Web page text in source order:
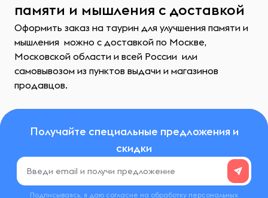
памяти и мышления с доставкой
Оформить заказ на таурин для улучшения памяти и
мышления можно с доставкой по Москве,
Московской области и всей России или
самовывозом из пунктов выдачи и магазинов
продавцов.
Получайте специальные предложения и
скидки
Подписываясь, я даю согласие на обработку персональных